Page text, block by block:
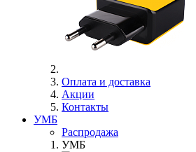
Оплата и доставка
Акции
Контакты
УМБ
Распродажа
УМБ